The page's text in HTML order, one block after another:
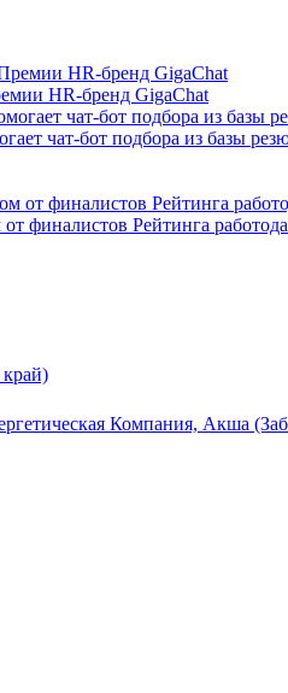
HR-бренд GigaChat
чат-бот подбора из базы
финалистов Рейтинга
Компания, Акша